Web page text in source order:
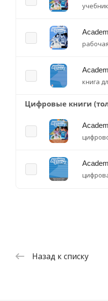
книга
Цифровые книги
Назад к списку